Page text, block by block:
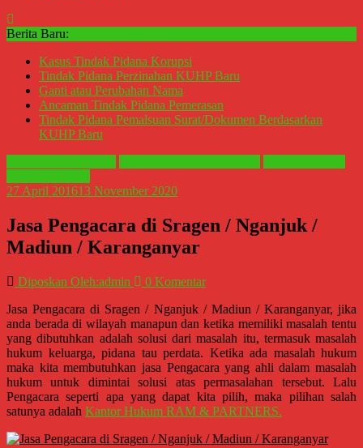
Solo,
Semarang,
Jakarta,
Bali,
Surabaya,
Surakarta,
Sukoharjo,
Mungkid,
Purworejo,
Daerah
Istimewa
Makassar,
Denpasar,
Ungaran,
Bandung,
Kendari,
Riau,
Pekanbaru,
Bengkulu,
Mukomuko,
Gunung
Kidul,
Berita Baru:
Kasus Tindak Pidana Korupsi
Tindak Pidana Perzinahan KUHP Baru
Ganti atau Perubahan Nama
Ancaman Tindak Pidana Pemerasan
Tindak Pidana Pemalsuan Surat/Dokumen Berdasarkan
KUHP Baru
27 April 201613 November 2020
Jasa Pengacara di Sragen / Nganjuk /
Madiun / Karanganyar
Diposkan Oleh:admin
0 Komentar
Jasa Pengacara di Sragen / Nganjuk / Madiun / Karanganyar, jika
anda berada di wilayah manapun dan ketika memiliki masalah tentu
yang dibutuhkan adalah solusi dari masalah itu, termasuk masalah
hukum keluarga, pidana tau perdata. Ketika ada masalah hukum
maka kita membutuhkan jasa Pengacara yang ahli dalam masalah
hukum untuk dimintai solusi atas permasalahan tersebut. Lalu
Pengacara seperti apa yang dapat kita pilih, maka pilihan salah
satunya adalah Kantor Hukum RAM & PARTNERS.